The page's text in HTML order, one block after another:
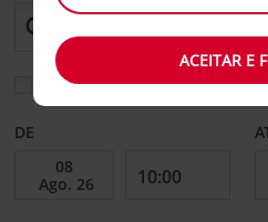
Escolher uma estação de
DE
ACEITAR E